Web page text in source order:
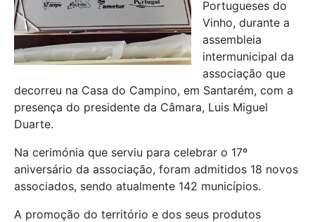
Portugueses do
Vinho, durante a
assembleia
intermunicipal da
associação que
decorreu na Casa do Campino, em Santarém, com a
presença do presidente da Câmara, Luis Miguel
Duarte.
Na cerimónia que serviu para celebrar o 17º
aniversário da associação, foram admitidos 18 novos
associados, sendo atualmente 142 municípios.
A promoção do território e dos seus produtos